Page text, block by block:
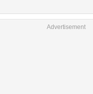
Advertisement